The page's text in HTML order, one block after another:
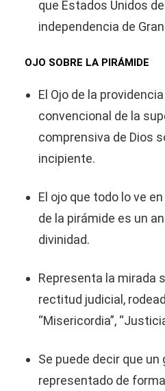
que Estados Unidos
independencia de
OJO SOBRE LA PIRÁMIDE
El Ojo de la
convencional de la
comprensiva de Dios
incipiente.
El ojo que todo lo ve
de la pirámide es un
divinidad.
Representa la mirada
rectitud judicial,
“Misericordia”,
Se puede decir que un
representado de